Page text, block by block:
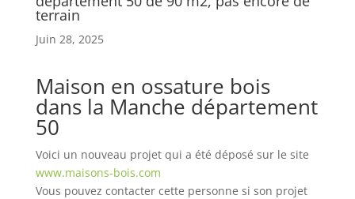
terrain
Juin 28, 2025
Maison en ossature bois
dans la Manche département
50
Voici un nouveau projet qui a été déposé sur le site
www.maisons-bois.com
Vous pouvez contacter cette personne si son projet